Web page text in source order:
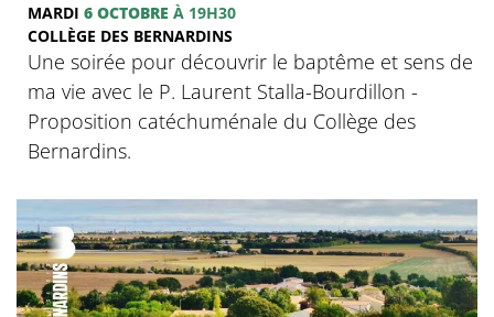
MARDI 6 OCTOBRE À 19H30
COLLÈGE DES BERNARDINS
Une soirée pour découvrir le baptême et sens de
ma vie avec le P. Laurent Stalla-Bourdillon -
Proposition catéchuménale du Collège des
Bernardins.